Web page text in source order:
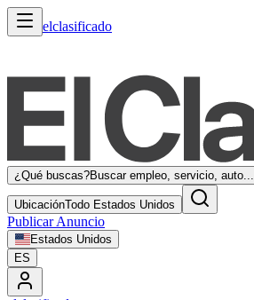
elclasificado
¿Qué buscas?Buscar empleo, servicio, auto...
UbicaciónTodo Estados Unidos
Publicar Anuncio
Estados Unidos
ES